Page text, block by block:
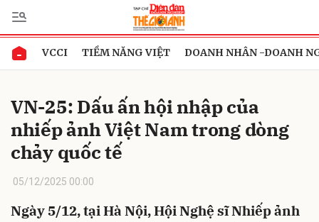
VCCI TIỀM NĂNG VIỆT DOANH NHÂN -DOANH
VN-25: Dấu ấn hội nhập của
nhiếp ảnh Việt Nam trong dòng
chảy quốc tế
05/12/2025 00:00
Ngày 5/12, tại Hà Nội, Hội Nghệ sĩ Nhiếp ảnh
Gửi bình luận
Hủy Gửi